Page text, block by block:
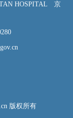
人、其他组织或者
》第二十二条规定：
业信誉和健全的财
业技术能力…
HOSPITAL
京
版权所有